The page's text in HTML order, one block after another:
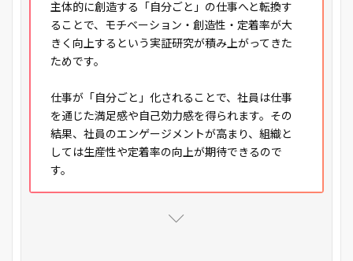
主体的に創造する「自分ごと」の仕事へと転換す
ることで、モチベーション・創造性・定着率が大
きく向上するという実証研究が積み上がってきた
ためです。
仕事が「自分ごと」化されることで、社員は仕事
を通じた満足感や自己効力感を得られます。その
結果、社員のエンゲージメントが高まり、組織と
しては生産性や定着率の向上が期待できるので
す。